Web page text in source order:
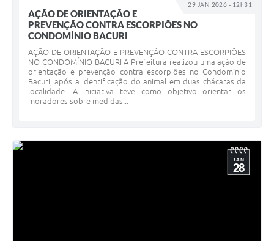
29 JAN 2026 - 12h31
AÇÃO DE ORIENTAÇÃO E
PREVENÇÃO CONTRA ESCORPIÕES NO
CONDOMÍNIO BACURI
AÇÃO DE ORIENTAÇÃO E PREVENÇÃO CONTRA ESCORPIÕES
NO CONDOMÍNIO BACURI A Prefeitura realizou uma ação de
orientação e prevenção contra escorpiões no Condomínio
Bacuri, após a identificação do animal em duas chácaras da
localidade. A iniciativa teve como objetivo orientar os
moradores sobre medidas...
JAN
28